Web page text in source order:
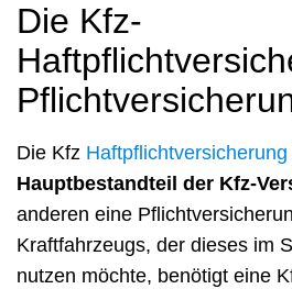
Die Kfz-
Die Kfz Haftpflichtversicherung
Hauptbestandteil der Kfz-
anderen eine
Kraftfahrzeugs, der dieses im
nutzen möchte, benötigt eine